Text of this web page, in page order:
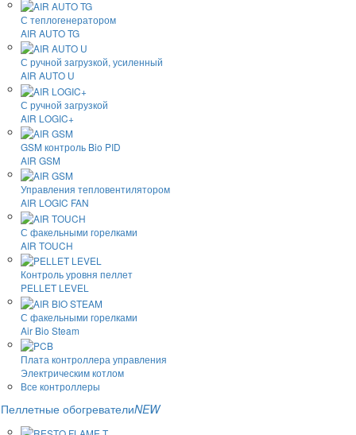
С теплогенератором
AIR AUTO TG
С ручной загрузкой, усиленный
AIR AUTO U
С ручной загрузкой
AIR LOGIC+
GSM контроль Bio PID
AIR GSM
Управления тепловентилятором
AIR LOGIC FAN
С факельными горелками
AIR TOUCH
Контроль уровня пеллет
PELLET LEVEL
С факельными горелками
Air Bio Steam
Плата контроллера управления
Электрическим котлом
Все контроллеры
Пеллетные обогревателиNEW